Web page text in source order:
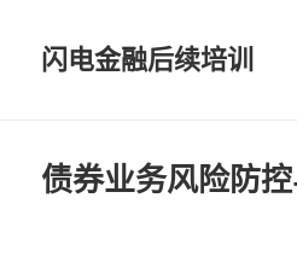
闪电金融后续培训
债券业务风险防